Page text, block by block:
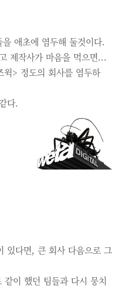
애초에 염두해 둘것이다.
제작사가 마음을 먹으면...
윅> 정도의 회사를 염두하
다.
있다면, 큰 회사 다음으로 그
이 했던 팀들과 다시 뭉치